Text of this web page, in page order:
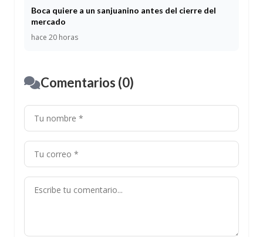
Boca quiere a un sanjuanino antes del cierre del
mercado
hace 20 horas
Comentarios (0)